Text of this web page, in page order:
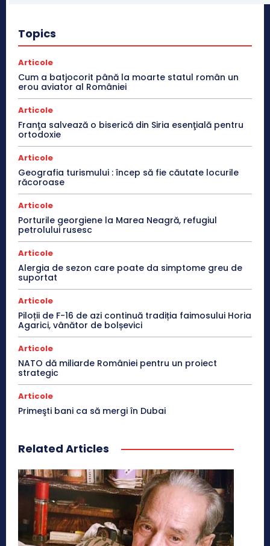
Topics
Articole
Cum a batjocorit până la moarte statul român un
erou aviator al României
Articole
Franţa salvează o biserică din Siria esenţială pentru
ortodoxie
Articole
Geografia turismului : încep să fie căutate locurile
răcoroase
Articole
Porturile georgiene la Marea Neagră, refugiul
petrolului rusesc
Articole
Alergia de sezon care poate da simptome greu de
suportat
Articole
Piloții de F-16 de azi continuă tradiția faimosului Horia
Agarici, vânător de bolșevici
Articole
NATO dă miliarde României pentru un proiect
strategic
Articole
Primeşti bani ca să mergi în Dubai
Related Articles